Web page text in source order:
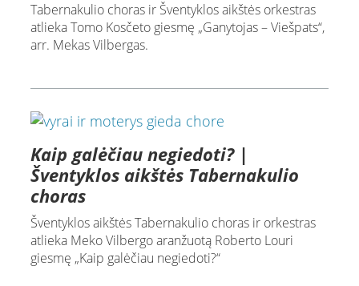
Tabernakulio choras ir Šventyklos aikštės orkestras
atlieka Tomo Kosčeto giesmę „Ganytojas – Viešpats“,
arr. Mekas Vilbergas.
Kaip galėčiau negiedoti? |
Šventyklos aikštės Tabernakulio
choras
Šventyklos aikštės Tabernakulio choras ir orkestras
atlieka Meko Vilbergo aranžuotą Roberto Louri
giesmę „Kaip galėčiau negiedoti?“